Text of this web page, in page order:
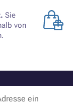
Sie
von